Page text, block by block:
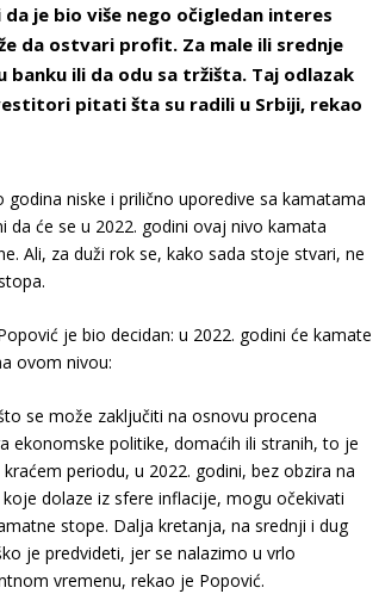
je bio više nego očigledan interes
da ostvari profit. Za male ili srednje
banku ili da odu sa tržišta. Taj odlazak
pitati šta su radili u Srbiji, rekao
niske i prilično uporedive sa kamatama
će se u 2022. godini ovaj nivo kamata
Ali, za duži rok se, kako sada stoje stvari, ne
je bio decidan: u 2022. godini će kamate
ovom nivou:
se može zaključiti na osnovu procena
ekonomske politike, domaćih ili stranih, to je
kraćem periodu, u 2022. godini, bez obzira na
dolaze iz sfere inflacije, mogu očekivati
stope. Dalja kretanja, na srednji i dug
je predvideti, jer se nalazimo u vrlo
vremenu, rekao je Popović.